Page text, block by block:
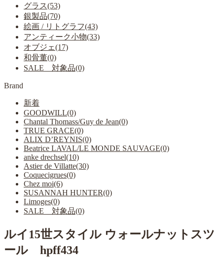
グラス(53)
銀製品(70)
絵画 / リトグラフ(43)
アンティーク小物(33)
オブジェ(17)
和骨董(0)
SALE 対象品(0)
Brand
新着
GOODWILL(0)
Chantal Thomass/Guy de Jean(0)
TRUE GRACE(0)
ALIX D’REYNIS(0)
Beatrice LAVAL/LE MONDE SAUVAGE(0)
anke drechsel(10)
Astier de Villatte(30)
Coquecigrues(0)
Chez moi(6)
SUSANNAH HUNTER(0)
Limoges(0)
SALE 対象品(0)
ルイ15世スタイル ウォールナットスツ
ール hpff434